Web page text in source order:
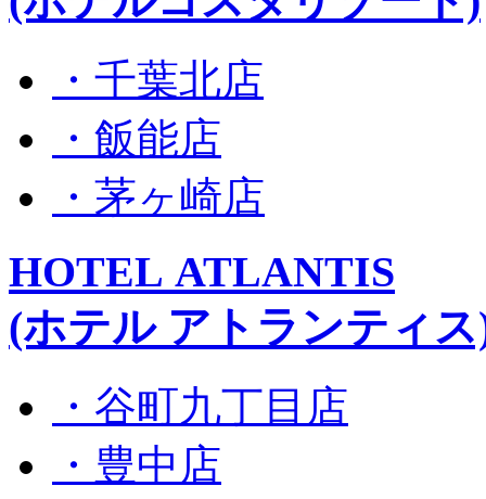
・千葉北店
・飯能店
・茅ヶ崎店
HOTEL ATLANTIS
(ホテル アトランティ
・谷町九丁目店
・豊中店